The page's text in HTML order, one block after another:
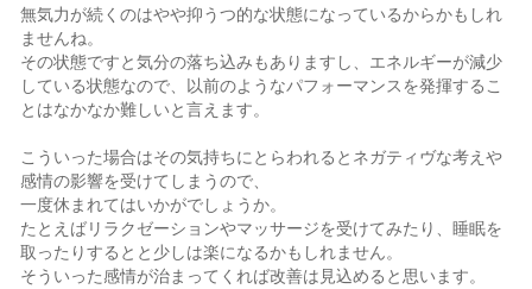
無気力が続くのはやや抑うつ的な状態になっているからかもしれ
ませんね。
その状態ですと気分の落ち込みもありますし、エネルギーが減少
している状態なので、以前のようなパフォーマンスを発揮するこ
とはなかなか難しいと言えます。
こういった場合はその気持ちにとらわれるとネガティヴな考えや
感情の影響を受けてしまうので、
一度休まれてはいかがでしょうか。
たとえばリラクゼーションやマッサージを受けてみたり、睡眠を
取ったりするとと少しは楽になるかもしれません。
そういった感情が治まってくれば改善は見込めると思います。